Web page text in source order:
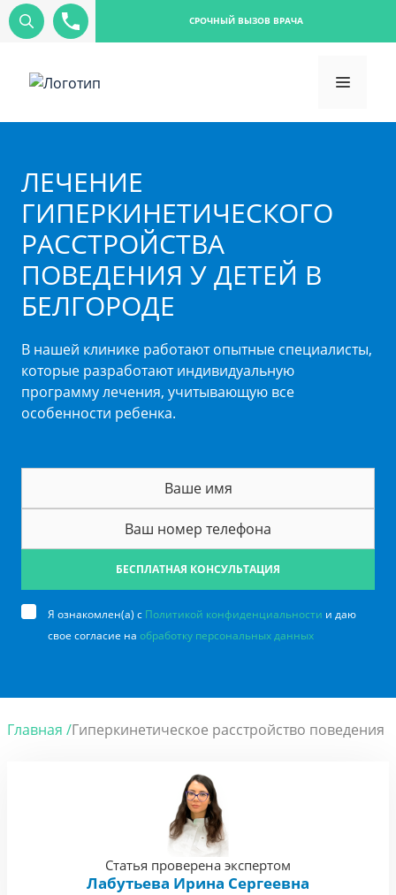
СРОЧНЫЙ ВЫЗОВ ВРАЧА
ЛЕЧЕНИЕ
ГИПЕРКИНЕТИЧЕСКОГО
РАССТРОЙСТВА
ПОВЕДЕНИЯ У ДЕТЕЙ В
БЕЛГОРОДЕ
В нашей клинике работают опытные специалисты,
которые разработают индивидуальную
программу лечения, учитывающую все
особенности ребенка.
БЕСПЛАТНАЯ КОНСУЛЬТАЦИЯ
Я ознакомлен(а) с Политикой конфиденциальности и даю
свое согласие на обработку персональных данных
Главная /Гиперкинетическое расстройство поведения
Статья проверена экспертом
Лабутьева Ирина Сергеевна